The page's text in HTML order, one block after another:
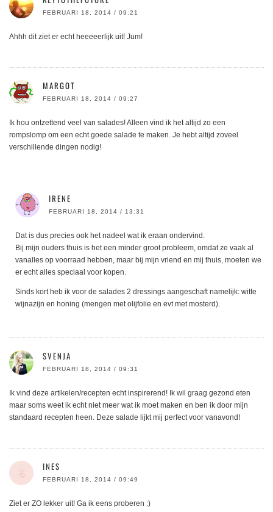
FEBRUARI 18, 2014 / 09:21
Ahhh dit ziet er echt heeeeerlijk uit! Jum!
MARGOT
FEBRUARI 18, 2014 / 09:27
Ik hou ontzettend veel van salades! Alleen vind ik het altijd zo een
rompslomp om een echt goede salade te maken. Je hebt altijd zoveel
verschillende dingen nodig!
IRENE
FEBRUARI 18, 2014 / 13:31
Dat is dus precies ook het nadeel wat ik eraan ondervind.
Bij mijn ouders thuis is het een minder groot probleem, omdat ze vaak al
vanalles op voorraad hebben, maar bij mijn vriend en mij thuis, moeten we
er echt alles speciaal voor kopen.
Sinds kort heb ik voor de salades 2 dressings aangeschaft namelijk: witte
wijnazijn en honing (mengen met olijfolie en evt met mosterd).
SVENJA
FEBRUARI 18, 2014 / 09:31
Ik vind deze artikelen/recepten echt inspirerend! Ik wil graag gezond eten
maar soms weet ik echt niet meer wat ik moet maken en ben ik door mijn
standaard recepten heen. Deze salade lijkt mij perfect voor vanavond!
INES
FEBRUARI 18, 2014 / 09:49
Ziet er ZO lekker uit! Ga ik eens proberen :)